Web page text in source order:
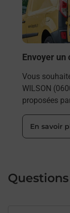
Envoyer un
Vous
WILSON
proposées
En savoir